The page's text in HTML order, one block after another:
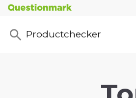
Productchecker